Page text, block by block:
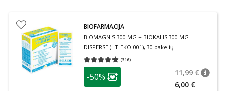
BIOFARMACIJA
BIOMAGNIS 300 MG + BIOKALIS 300 MG
DISPERSE (LT-EKO-001), 30 pakelių
(316)
Vidutinis įvertinimas 4.92
patarimas
Lojalumo klubo narių nuolaida
-50% 11,99 €
6,00 €